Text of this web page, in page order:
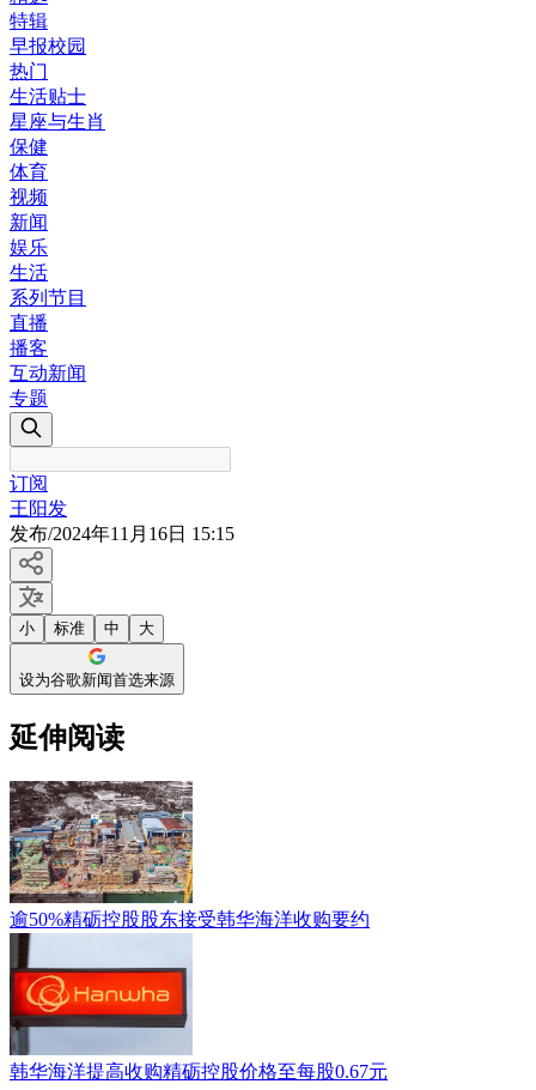
特辑
早报校园
热门
生活贴士
星座与生肖
保健
体育
视频
新闻
娱乐
生活
系列节目
直播
播客
互动新闻
专题
订阅
王阳发
发布/2024年11月16日 15:15
小 标准 中 大
设为谷歌新闻首选来源
延伸阅读
逾50%精砺控股股东接受韩华海洋收购要约
韩华海洋提高收购精砺控股价格至每股0.67元